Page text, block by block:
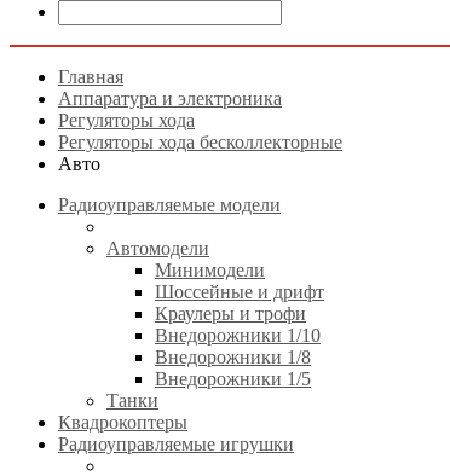
Главная
Аппаратура и электроника
Регуляторы хода
Регуляторы хода бесколлекторные
Авто
Радиоуправляемые модели
Автомодели
Минимодели
Шоссейные и дрифт
Краулеры и трофи
Внедорожники 1/10
Внедорожники 1/8
Внедорожники 1/5
Танки
Квадрокоптеры
Радиоуправляемые игрушки